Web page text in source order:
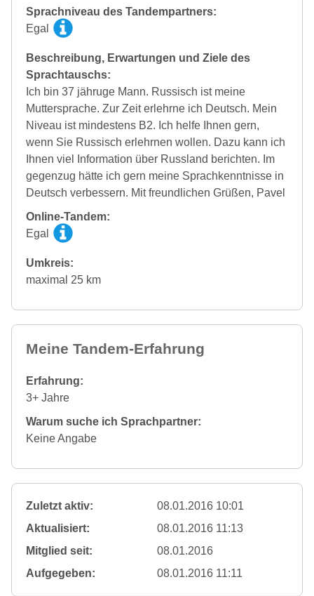
Sprachniveau des Tandempartners:
Egal
Beschreibung, Erwartungen und Ziele des
Sprachtauschs:
Ich bin 37 jähruge Mann. Russisch ist meine
Muttersprache. Zur Zeit erlehrne ich Deutsch. Mein
Niveau ist mindestens B2. Ich helfe Ihnen gern,
wenn Sie Russisch erlehrnen wollen. Dazu kann ich
Ihnen viel Information über Russland berichten. Im
gegenzug hätte ich gern meine Sprachkenntnisse in
Deutsch verbessern. Mit freundlichen Grüßen, Pavel
Online-Tandem:
Egal
Umkreis:
maximal 25 km
Meine Tandem-Erfahrung
Erfahrung:
3+ Jahre
Warum suche ich Sprachpartner:
Keine Angabe
Zuletzt aktiv:
08.01.2016 10:01
Aktualisiert:
08.01.2016 11:13
Mitglied seit:
08.01.2016
Aufgegeben:
08.01.2016 11:11